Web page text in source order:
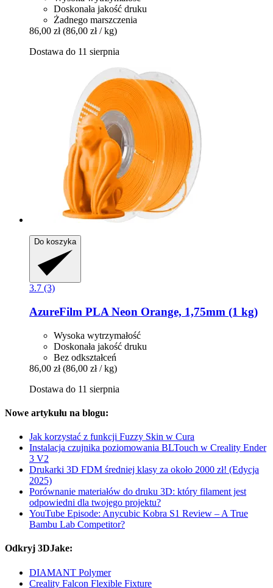
Doskonała jakość druku
Żadnego marszczenia
86,00 zł (86,00 zł / kg)
Dostawa do 11 sierpnia
Do koszyka
3.7 (3)
AzureFilm PLA Neon Orange, 1,75mm (1 kg)
Wysoka wytrzymałość
Doskonała jakość druku
Bez odkształceń
86,00 zł (86,00 zł / kg)
Dostawa do 11 sierpnia
Nowe artykułu na blogu:
Jak korzystać z funkcji Fuzzy Skin w Cura
Instalacja czujnika poziomowania BLTouch w Creality Ender
3 V2
Drukarki 3D FDM średniej klasy za około 2000 zł! (Edycja
2025)
Porównanie materiałów do druku 3D: który filament jest
odpowiedni dla twojego projektu?
YouTube Episode: Anycubic Kobra S1 Review – A True
Bambu Lab Competitor?
Odkryj 3DJake:
DIAMANT Polymer
Creality Falcon Flexible Fixture